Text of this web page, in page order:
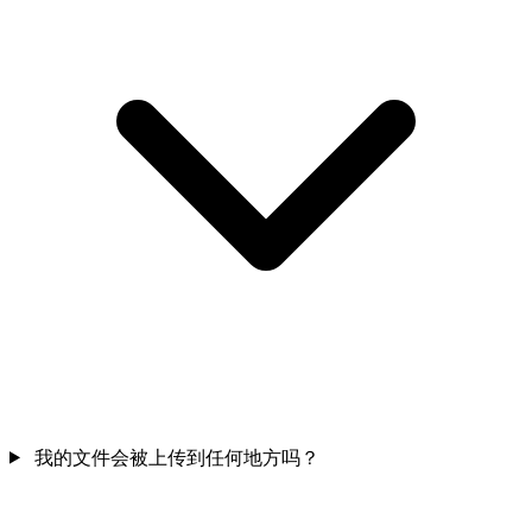
我的文件会被上传到任何地方吗？